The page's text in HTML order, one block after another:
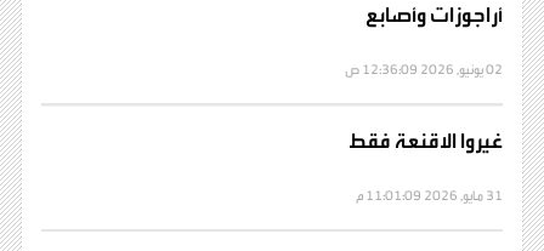
أراجوزات وأصابع
02 يونيو, 2026 12:36:09 ص
غيروا الاقنعة فقط
31 مايو, 2026 11:01:09 م